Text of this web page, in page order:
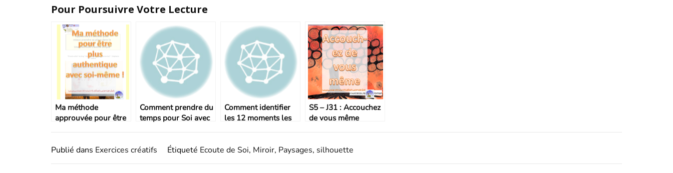
Pour Poursuivre Votre Lecture
Ma méthode
approuvée pour être
Comment prendre du
temps pour Soi avec
Comment identifier
les 12 moments les
de gué ?
S5 – J31 : Accouchez
de vous même
Publié dans Exercices créatifs Étiqueté Ecoute de Soi, Miroir, Paysages, silhouette